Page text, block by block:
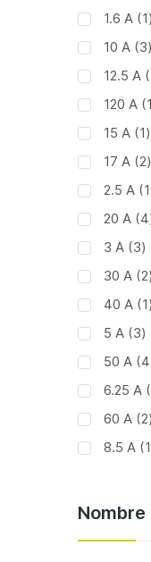
1.6 A 1
10 A 3
12.5 A
120 A 1
15 A 1
17 A 2
2.5 A 1
20 A 4
3 A 3
30 A 2
40 A 1
5 A 3
50 A 4
6.25 A
60 A 2
8.5 A 1